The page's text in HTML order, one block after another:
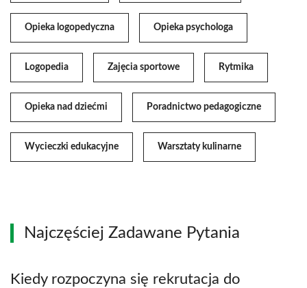
Opieka logopedyczna Opieka psychologa
Logopedia Zajęcia sportowe Rytmika
Opieka nad dziećmi Poradnictwo pedagogiczne
Wycieczki edukacyjne Warsztaty kulinarne
Najczęściej Zadawane Pytania
Kiedy rozpoczyna się rekrutacja do